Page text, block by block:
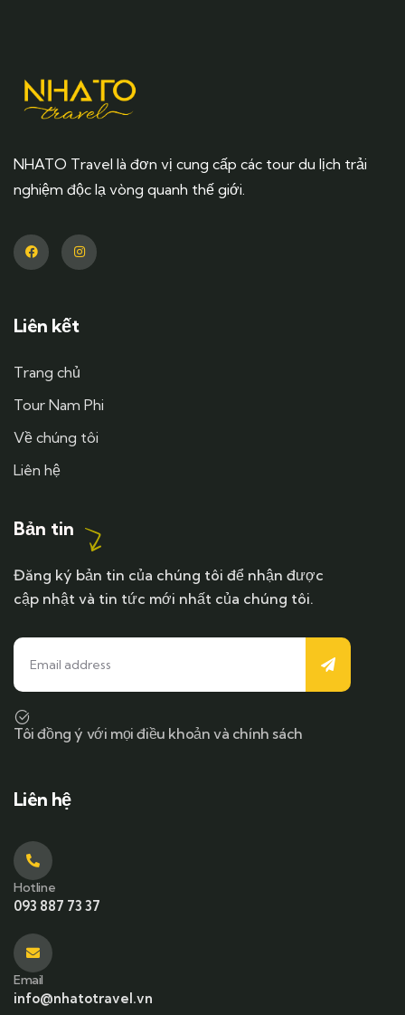
NHATO Travel là đơn vị cung cấp các tour du lịch trải
nghiệm độc lạ vòng quanh thế giới.
Liên kết
Trang chủ
Tour Nam Phi
Về chúng tôi
Liên hệ
Bản tin
Đăng ký bản tin của chúng tôi để nhận được
cập nhật và tin tức mới nhất của chúng tôi.
Tôi đồng ý với mọi điều khoản và chính sách
Liên hệ
Hotline
093 887 73 37
Email
info@nhatotravel.vn